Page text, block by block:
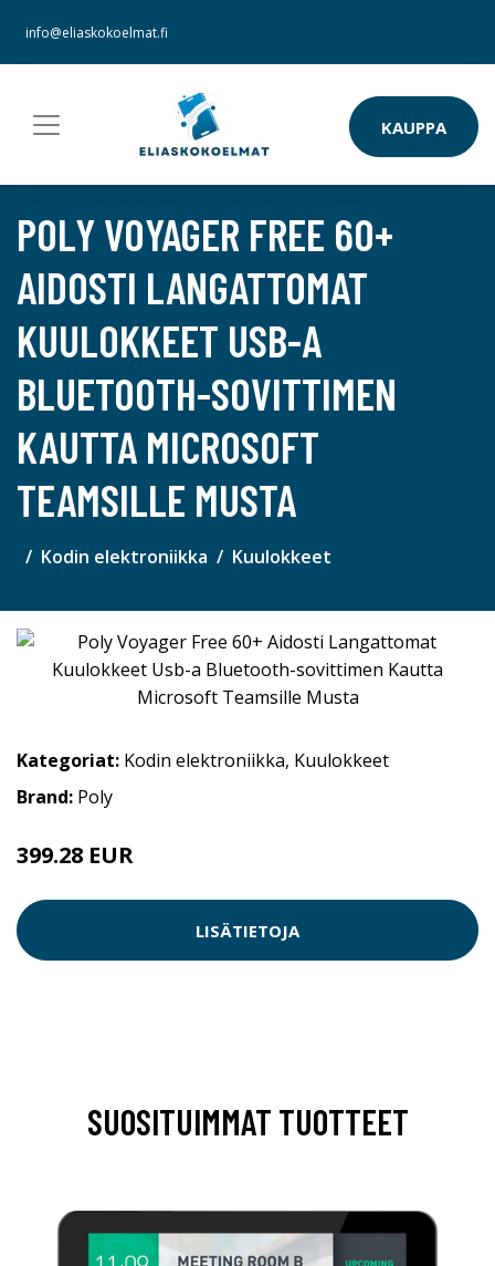
info@eliaskokoelmat.fi
KAUPPA
POLY VOYAGER FREE 60+
AIDOSTI LANGATTOMAT
KUULOKKEET USB-A
BLUETOOTH-SOVITTIMEN
KAUTTA MICROSOFT
TEAMSILLE MUSTA
Kodin elektroniikka Kuulokkeet
Kategoriat: Kodin elektroniikka, Kuulokkeet
Brand: Poly
399.28 EUR
LISÄTIETOJA
SUOSITUIMMAT TUOTTEET